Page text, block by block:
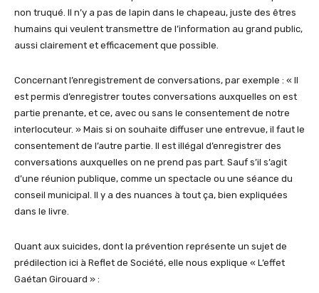
non truqué. Il n’y a pas de lapin dans le chapeau, juste des êtres
humains qui veulent transmettre de l’information au grand public,
aussi clairement et efficacement que possible.
Concernant l’enregistrement de conversations, par exemple : « Il
est permis d’enregistrer toutes conversations auxquelles on est
partie prenante, et ce, avec ou sans le consentement de notre
interlocuteur. » Mais si on souhaite diffuser une entrevue, il faut le
consentement de l’autre partie. Il est illégal d’enregistrer des
conversations auxquelles on ne prend pas part. Sauf s’il s’agit
d’une réunion publique, comme un spectacle ou une séance du
conseil municipal. Il y a des nuances à tout ça, bien expliquées
dans le livre.
Quant aux suicides, dont la prévention représente un sujet de
prédilection ici à Reflet de Société, elle nous explique « L’effet
Gaétan Girouard » :